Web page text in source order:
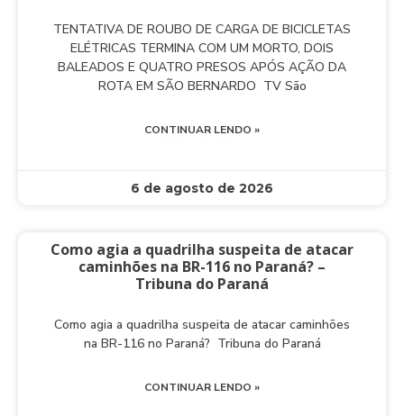
TENTATIVA DE ROUBO DE CARGA DE BICICLETAS
ELÉTRICAS TERMINA COM UM MORTO, DOIS
BALEADOS E QUATRO PRESOS APÓS AÇÃO DA
ROTA EM SÃO BERNARDO TV São
CONTINUAR LENDO »
6 de agosto de 2026
Como agia a quadrilha suspeita de atacar
caminhões na BR-116 no Paraná? –
Tribuna do Paraná
Como agia a quadrilha suspeita de atacar caminhões
na BR-116 no Paraná? Tribuna do Paraná
CONTINUAR LENDO »